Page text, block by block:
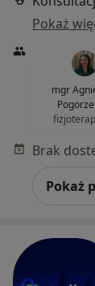
Pokaż
mgr
Pokaż